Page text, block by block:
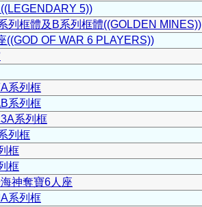
5))
列框體及B系列框體((GOLDEN MINES))
((GOD OF WAR 6 PLAYERS))
系列框
系列框
系列框
列框
框
框
神奪寶6人座
系列框